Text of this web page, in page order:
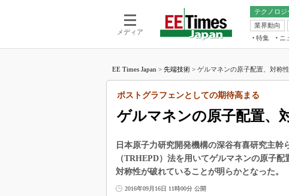
メディア
テクノロジ
電池／エネルギー
アナログ
マイコン
業界動向
特集 ニ
福田昭のデバ
大山聡の業界ス
リタイア直前
学漂流記
電子ブ
EE Times Japan > 先端技術 > ゲルマネンの原子配置、対称
ゲルマネンの原子配置、
ポストグラフェンとしての期待高まる
日本原子力研究開発機構の深谷有喜研究主
（TRHEPD）法を用いてゲルマネンの原子
対称性が破れていることが明らかとなった。
2016年09月16日 11時00分 公開